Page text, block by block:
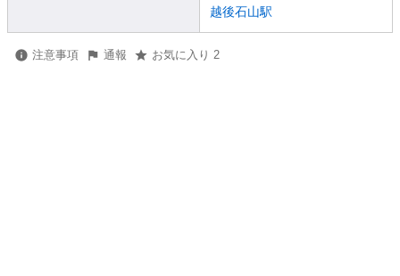
越後石山駅
注意事項 通報 お気に入り 2